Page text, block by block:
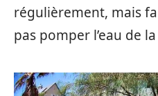
régulièrement, mais
pas pomper l’eau de